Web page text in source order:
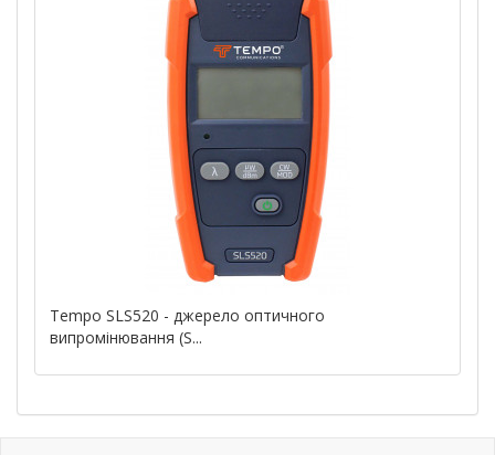
Tempo SLS520 - джерело оптичного
випромінювання (S...